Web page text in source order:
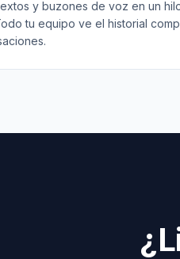
y buzones de voz en un
tu equipo ve el historial